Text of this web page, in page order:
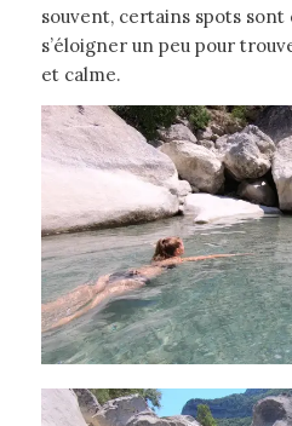
souvent, certains spots
s’éloigner un peu pour
et calme.